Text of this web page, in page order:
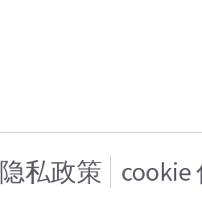
隐私政策 cookie